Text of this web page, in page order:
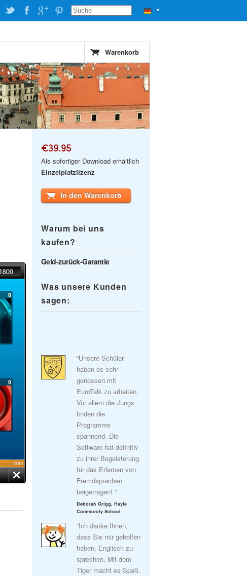
▼
Warenkorb
€39.95
Als sofortiger Download erhältlich
Einzelplatzlizenz
In den Warenkorb
Warum bei uns
kaufen?
Geld-zurück-Garantie
Was unsere Kunden
sagen:
“Unsere Schüler
haben es sehr
genossen mit
EuroTalk zu arbeiten.
Vor allem die Jungs
finden die
Programme
spannend. Die
Software hat definitiv
zu ihrer Begeisterung
für das Erlernen von
Fremdsprachen
beigetragen! ”
Deborah Grigg, Hayle
Community School
“Ich danke Ihnen,
dass Sie mir geholfen
haben, Englisch zu
sprechen. Mit dem
Tiger macht es Spaß.